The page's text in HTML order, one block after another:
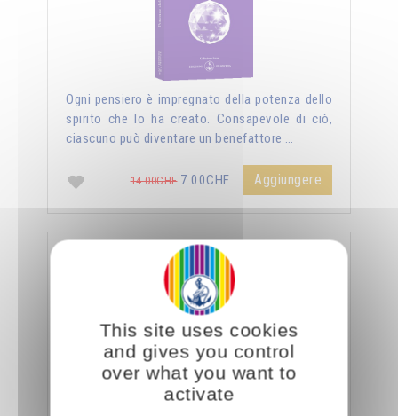
Ogni pensiero è impregnato della potenza dello
spirito che lo ha creato. Consapevole di ciò,
ciascuno può diventare un benefattore …
14.00CHF7.00CHF Aggiungere
La sessualità forza del cielo
This site uses cookies
and gives you control
over what you want to
activate